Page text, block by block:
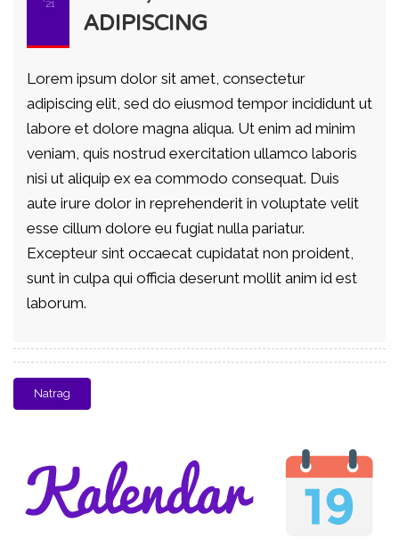
'21
ADIPISCING
Lorem ipsum dolor sit amet, consectetur
adipiscing elit, sed do eiusmod tempor incididunt ut
labore et dolore magna aliqua. Ut enim ad minim
veniam, quis nostrud exercitation ullamco laboris
nisi ut aliquip ex ea commodo consequat. Duis
aute irure dolor in reprehenderit in voluptate velit
esse cillum dolore eu fugiat nulla pariatur.
Excepteur sint occaecat cupidatat non proident,
sunt in culpa qui officia deserunt mollit anim id est
laborum.
Natrag